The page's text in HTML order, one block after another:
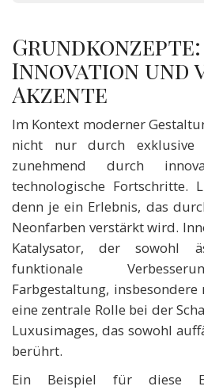
Grundkonzepte:
Innovation und
Akzente
Im Kontext moderner
nicht nur durch exklusive
zunehmend durch
technologische Fortschritte.
denn je ein Erlebnis, das
Neonfarben verstärkt wird.
Katalysator, der sowohl
funktionale
Farbgestaltung,
eine zentrale Rolle bei der
Luxusimages, das sowohl
berührt.
Ein Beispiel für diese